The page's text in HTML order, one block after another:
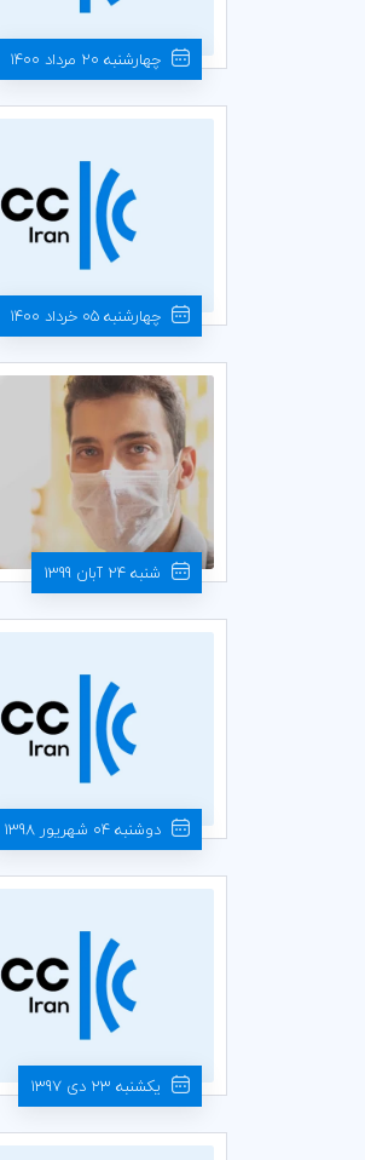
چهارشنبه 20 مرداد 1400
چهارشنبه 05 خرداد 1400
شنبه 24 آبان 1399
دوشنبه 04 شهریور 1398
یکشنبه 23 دی 1397